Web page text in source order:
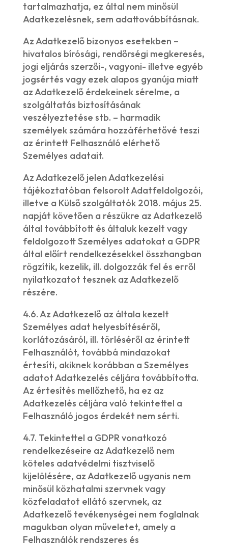
tartalmazhatja, ez által nem minősül
Adatkezelésnek, sem adattovábbításnak.
Az Adatkezelő bizonyos esetekben –
hivatalos bírósági, rendőrségi megkeresés,
jogi eljárás szerzői-, vagyoni- illetve egyéb
jogsértés vagy ezek alapos gyanúja miatt
az Adatkezelő érdekeinek sérelme, a
szolgáltatás biztosításának
veszélyeztetése stb. – harmadik
személyek számára hozzáférhetővé teszi
az érintett Felhasználó elérhető
Személyes adatait.
Az Adatkezelő jelen Adatkezelési
tájékoztatóban felsorolt Adatfeldolgozói,
illetve a Külső szolgáltatók 2018. május 25.
napját követően a részükre az Adatkezelő
által továbbított és általuk kezelt vagy
feldolgozott Személyes adatokat a GDPR
által előírt rendelkezésekkel összhangban
rögzítik, kezelik, ill. dolgozzák fel és erről
nyilatkozatot tesznek az Adatkezelő
részére.
4.6. Az Adatkezelő az általa kezelt
Személyes adat helyesbítéséről,
korlátozásáról, ill. törléséről az érintett
Felhasználót, továbbá mindazokat
értesíti, akiknek korábban a Személyes
adatot Adatkezelés céljára továbbította.
Az értesítés mellőzhető, ha ez az
Adatkezelés céljára való tekintettel a
Felhasználó jogos érdekét nem sérti.
4.7. Tekintettel a GDPR vonatkozó
rendelkezéseire az Adatkezelő nem
köteles adatvédelmi tisztviselő
kijelölésére, az Adatkezelő ugyanis nem
minősül közhatalmi szervnek vagy
közfeladatot ellátó szervnek, az
Adatkezelő tevékenységei nem foglalnak
magukban olyan műveletet, amely a
Felhasználók rendszeres és